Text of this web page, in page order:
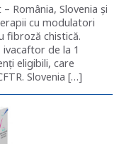
România, Slovenia și
cu modulatori
fibroză chistică.
de la 1
eligibili, care
Slovenia […]